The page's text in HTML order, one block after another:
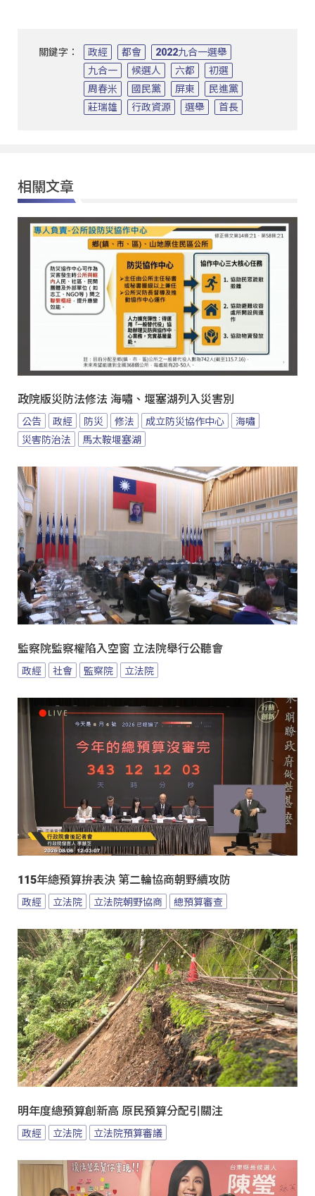
關鍵字： 政經 都會
2022九合一選舉
九合一
候選人 六都
初選
周春米
國民黨 屏東
民進黨
莊瑞雄
行政資源 選舉 首長
相關文章
政院版災防法修法 海嘯、堰塞湖列入災害別
公告 政經 防災 修法 成立防災協作中心
海嘯
災害防治法
馬太鞍堰塞湖
監察院監察權陷入空窗 立法院舉行公聽會
政經 社會 監察院 立法院
115年總預算拚表決 第二輪協商朝野續攻防
政經 立法院 立法院朝野協商 總預算審查
明年度總預算創新高 原民預算分配引關注
政經 立法院 立法院預算審議